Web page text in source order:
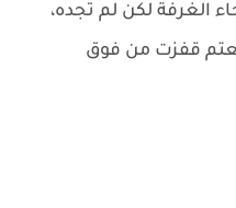
الغرفة لكن لم تجده،
قفزت من فوق